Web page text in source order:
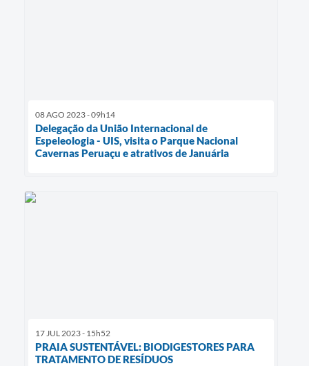
08 AGO 2023 - 09h14
Delegação da União Internacional de
Espeleologia - UIS, visita o Parque Nacional
Cavernas Peruaçu e atrativos de Januária
17 JUL 2023 - 15h52
PRAIA SUSTENTÁVEL: BIODIGESTORES PARA
TRATAMENTO DE RESÍDUOS